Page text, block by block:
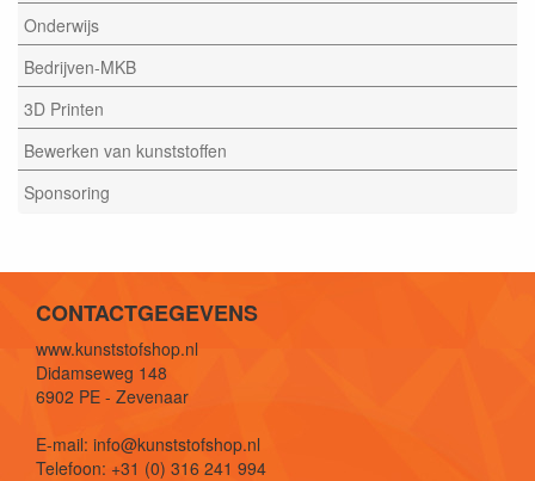
Onderwijs
Bedrijven-MKB
3D Printen
Bewerken van kunststoffen
Sponsoring
CONTACTGEGEVENS
www.kunststofshop.nl
Didamseweg 148
6902 PE - Zevenaar
E-mail: info@kunststofshop.nl
Telefoon: +31 (0) 316 241 994